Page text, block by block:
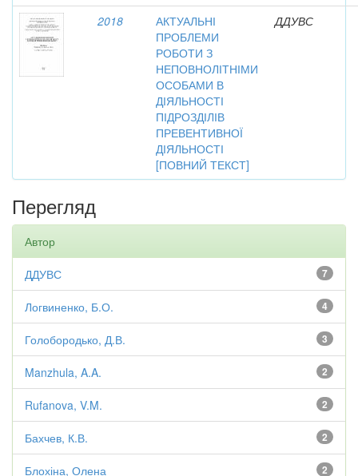
2018
АКТУАЛЬНІ
ПРОБЛЕМИ
РОБОТИ З
НЕПОВНОЛІТНІМИ
ОСОБАМИ В
ДІЯЛЬНОСТІ
ПІДРОЗДІЛІВ
ПРЕВЕНТИВНОЇ
ДІЯЛЬНОСТІ
[ПОВНИЙ ТЕКСТ]
ДДУВС
Перегляд
Автор
7
ДДУВС
4
Логвиненко, Б.О.
3
Голобородько, Д.В.
2
Manzhula, A.A.
2
Rufanova, V.M.
2
Бахчев, К.В.
2
Блохіна, Олена